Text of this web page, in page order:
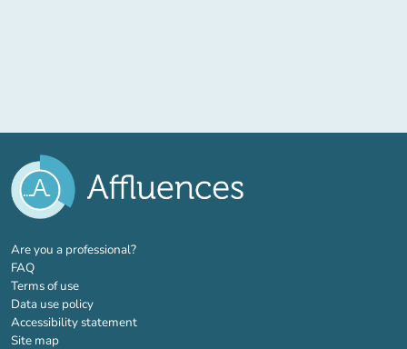
Are you a professional?(new tab)
FAQ
Terms of use
Data use policy
Accessibility statement
Site map